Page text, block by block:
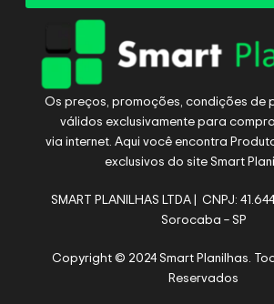
Os preços, promoções, condições de
válidos exclusivamente para
via internet. Aqui você encontra
exclusivos do site Smart
SMART PLANILHAS LTDA | CNPJ:
Sorocaba – SP
Copyright © 2024 Smart Planilhas.
Reservados